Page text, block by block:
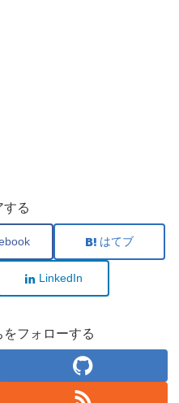
する
はてブ
LinkedIn
フォローする